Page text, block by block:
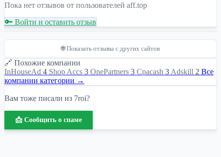
Пока нет отзывов от пользователей aff.top
🔑 Войти и оставить отзыв
🌐 Показать отзывы с других сайтов
🔗 Похожие компании
InHouseAd 4 Shop Accs 3 OnePartners 3 Cpacash 3 Adskill 2 Все
компании категории →
Вам тоже писали из 7roi?
📩 Сообщить о спаме